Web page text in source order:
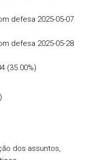
defesa 2025-05-07
defesa 2025-05-28
(35.00%)
dos assuntos,